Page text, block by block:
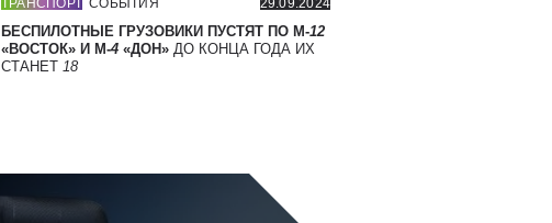
ТРАНСПОРТ СОБЫТИЯ 29.09.2024
БЕСПИЛОТНЫЕ ГРУЗОВИКИ ПУСТЯТ ПО М-12
«ВОСТОК» И М-4 «ДОН» ДО КОНЦА ГОДА ИХ
СТАНЕТ 18